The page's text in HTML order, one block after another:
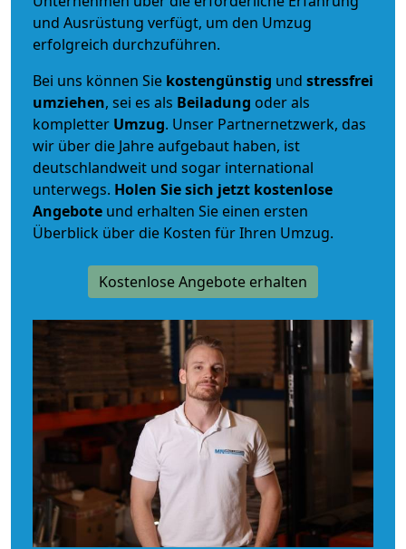
und Ausrüstung verfügt, um den Umzug
erfolgreich durchzuführen.
Bei uns können Sie kostengünstig und stressfrei
umziehen, sei es als Beiladung oder als
kompletter Umzug. Unser Partnernetzwerk, das
wir über die Jahre aufgebaut haben, ist
deutschlandweit und sogar international
unterwegs. Holen Sie sich jetzt kostenlose
Angebote und erhalten Sie einen ersten
Überblick über die Kosten für Ihren Umzug.
Kostenlose Angebote erhalten